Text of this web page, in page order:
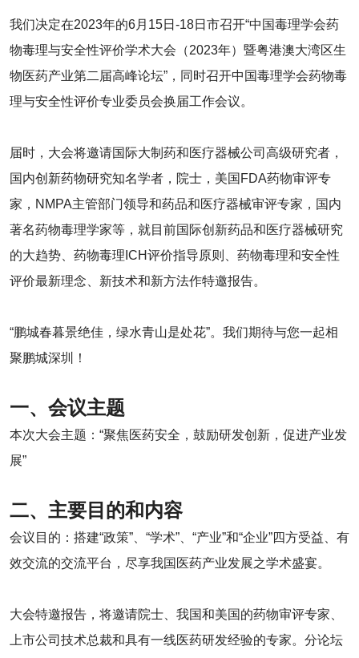
我们决定在2023年的6月15日-18日市召开“中国毒理学会药
物毒理与安全性评价学术大会（2023年）暨粤港澳大湾区生
物医药产业第二届高峰论坛”，同时召开中国毒理学会药物毒
理与安全性评价专业委员会换届工作会议。
届时，大会将邀请国际大制药和医疗器械公司高级研究者，
国内创新药物研究知名学者，院士，美国FDA药物审评专
家，NMPA主管部门领导和药品和医疗器械审评专家，国内
著名药物毒理学家等，就目前国际创新药品和医疗器械研究
的大趋势、药物毒理ICH评价指导原则、药物毒理和安全性
评价最新理念、新技术和新方法作特邀报告。
“鹏城春暮景绝佳，绿水青山是处花”。我们期待与您一起相
聚鹏城深圳！
一、会议主题
本次大会主题：“聚焦医药安全，鼓励研发创新，促进产业发
展”
二、主要目的和内容
会议目的：搭建“政策”、“学术”、“产业”和“企业”四方受益、有
效交流的交流平台，尽享我国医药产业发展之学术盛宴。
大会特邀报告，将邀请院士、我国和美国的药物审评专家、
上市公司技术总裁和具有一线医药研发经验的专家。分论坛